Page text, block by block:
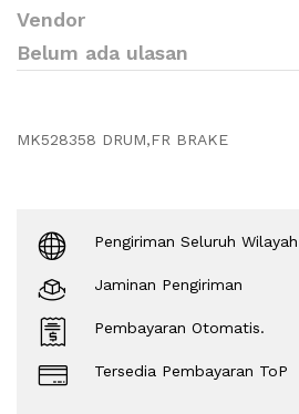
Vendor
Belum ada ulasan
MK528358 DRUM,FR BRAKE
Pengiriman Seluruh Wilayah
Jaminan Pengiriman
Pembayaran Otomatis.
Tersedia Pembayaran ToP